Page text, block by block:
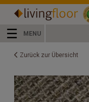
☰ MENU
Zurück zur Übersicht